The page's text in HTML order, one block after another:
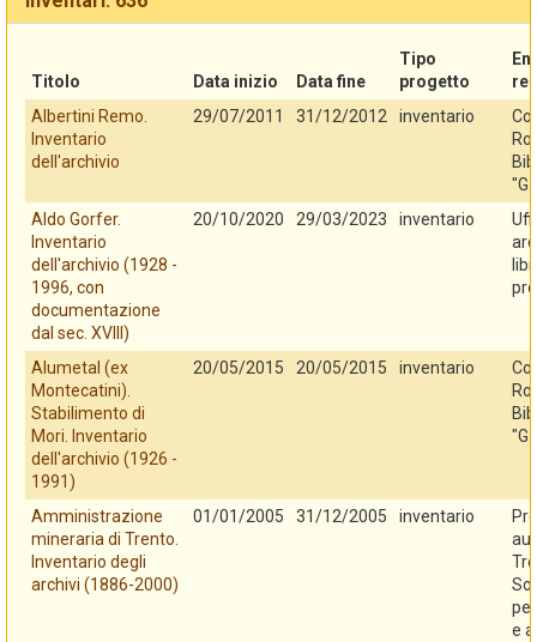
Titolo Data inizio Data fine
Tipo
progetto
Albertini Remo.
Inventario
dell'archivio
29/07/2011 31/12/2012 inventario
Aldo Gorfer.
Inventario
dell'archivio (1928 -
1996, con
documentazione
dal sec. XVIII)
20/10/2020 29/03/2023 inventario
Alumetal (ex
Montecatini).
Stabilimento di
Mori. Inventario
dell'archivio (1926 -
1991)
20/05/2015 20/05/2015 inventario
Amministrazione
mineraria di Trento.
Inventario degli
archivi (1886-2000)
01/01/2005 31/12/2005 inventario
e